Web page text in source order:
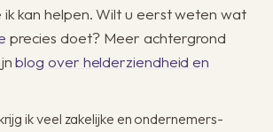
kan helpen. Wilt u eerst weten wat
precies doet? Meer achtergrond
blog over helderziendheid en
ik veel zakelijke en ondernemers­